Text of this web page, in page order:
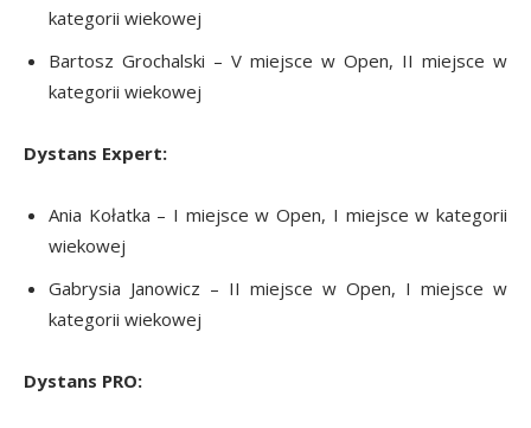
kategorii wiekowej
Bartosz Grochalski – V miejsce w Open, II miejsce w
kategorii wiekowej
Dystans Expert:
Ania Kołatka – I miejsce w Open, I miejsce w kategorii
wiekowej
Gabrysia Janowicz – II miejsce w Open, I miejsce w
kategorii wiekowej
Dystans PRO: